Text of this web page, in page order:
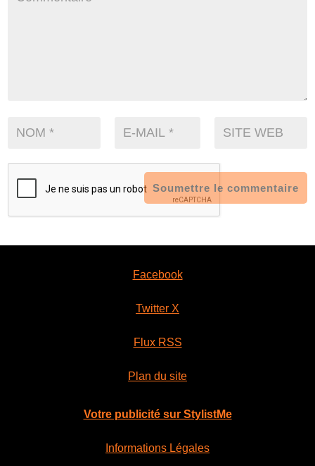
Soumettre le commentaire
Facebook
Twitter X
Flux RSS
Plan du site
Votre publicité sur StylistMe
Informations Légales